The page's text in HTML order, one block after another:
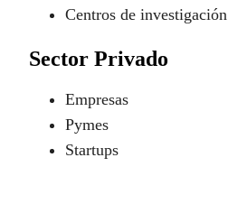
Centros de investigación
Sector Privado
Empresas
Pymes
Startups